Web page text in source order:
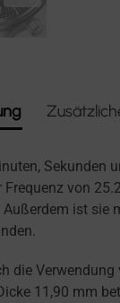
Sekunden
von
ist
die
11,90 mm